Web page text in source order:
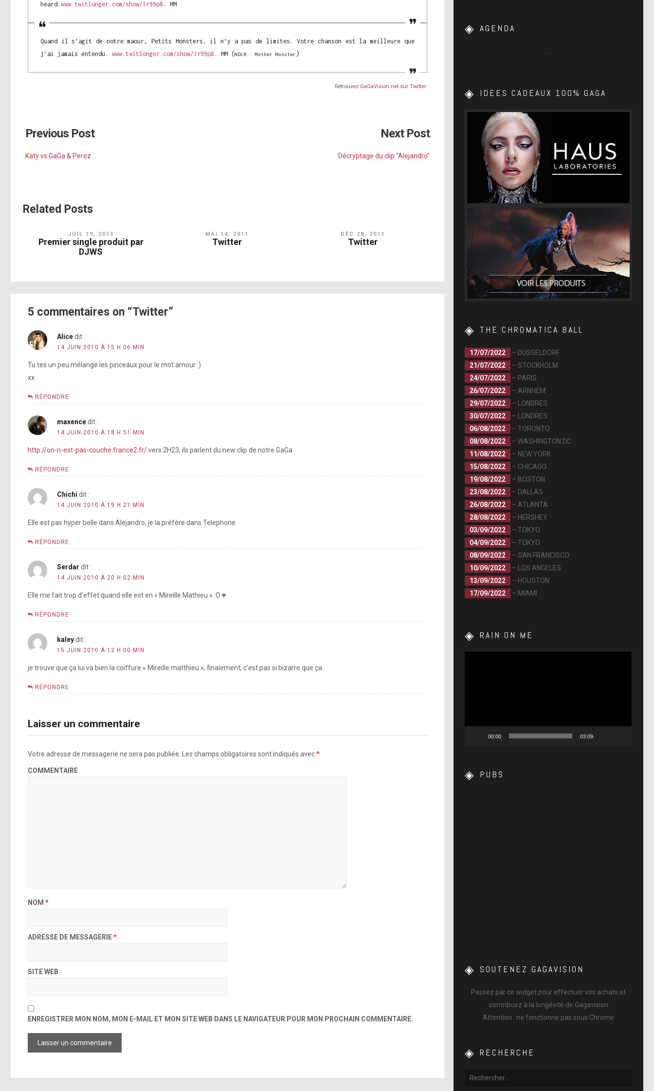
heard. www.twitlonger.com/show/1r99p8 . MM
Quand il s’agit de notre maour, Petits Monsters, il n’y a pas de limites. Votre chanson est la meilleure que
j’ai jamais entendu. www.twitlonger.com/show/1r99p8 . MM (NDLR : Mother Monster )
Retrouvez GaGaVision.net sur Twitter.
Previous Post
Katy vs GaGa & Perez
Next Post
Décryptage du clip "Alejandro"
Related Posts
JUIL 19, 2013
Premier single produit par
DJWS
MAI 14, 2011
Twitter
DÉC 28, 2011
Twitter
5 commentaires on “Twitter”
Alicedit :
14 JUIN 2010 À 15 H 06 MIN
Tu tes un peu mélangé les pinceaux pour le mot amour :)
xx
RÉPONDRE
maxencedit :
14 JUIN 2010 À 18 H 51 MIN
http://on-n-est-pas-couche.france2.fr/vers 2H23, ils parlent du new clip de notre GaGa
RÉPONDRE
Chichi dit :
14 JUIN 2010 À 19 H 21 MIN
Elle est pas hyper belle dans Alejandro, je la préfère dans Telephone.
RÉPONDRE
Serdar dit :
14 JUIN 2010 À 20 H 02 MIN
Elle me fait trop d’effet quand elle est en « Mireille Mathieu » :O ♥
RÉPONDRE
kaleydit :
15 JUIN 2010 À 12 H 00 MIN
je trouve que ça lui va bien la coiffure « Mireille matthieu », finalement, c’est pas si bizarre que ça.
RÉPONDRE
Laisser un commentaire
Votre adresse de messagerie ne sera pas publiée. Les champs obligatoires sont indiqués avec*
COMMENTAIRE
NOM *
ADRESSE DE MESSAGERIE*
SITE WEB
ENREGISTRER MON NOM, MON E-MAIL ET MON SITE WEB DANS LE NAVIGATEUR POUR MON PROCHAIN COMMENTAIRE.
AGENDA
IDEES CADEAUX 100% GAGA
THE CHROMATICA BALL
17/07/2022
– DÜSSELDORF
21/07/2022
– STOCKHOLM
24/07/2022
– PARIS
26/07/2022
– ARNHEM
29/07/2022
– LONDRES
30/07/2022
– LONDRES
06/08/2022
– TORONTO
08/08/2022
– WASHINGTON DC
11/08/2022
– NEW YORK
15/08/2022
– CHICAGO
19/08/2022
– BOSTON
23/08/2022
– DALLAS
26/08/2022
– ATLANTA
28/08/2022
– HERSHEY
03/09/2022
– TOKYO
04/09/2022
– TOKYO
08/09/2022
– SAN FRANCISCO
10/09/2022
– LOS ANGELES
13/09/2022
– HOUSTON
17/09/2022
– MIAMI
RAIN ON ME
00:00 03:09
PUBS
SOUTENEZ GAGAVISION
Passez par ce widget pour effectuer vos achats et
contribuez à la longévité de Gagavision
Attention : ne fonctionne pas sous Chrome
RECHERCHE